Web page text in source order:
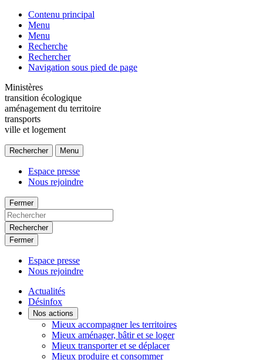
Contenu principal
Menu
Menu
Recherche
Rechercher
Navigation sous pied de page
Ministères
transition écologique
aménagement du territoire
transports
ville et logement
Rechercher Menu
Espace presse
Nous rejoindre
Fermer
Rechercher
Fermer
Espace presse
Nous rejoindre
Actualités
Désinfox
Nos actions
Mieux accompagner les territoires
Mieux aménager, bâtir et se loger
Mieux transporter et se déplacer
Mieux produire et consommer